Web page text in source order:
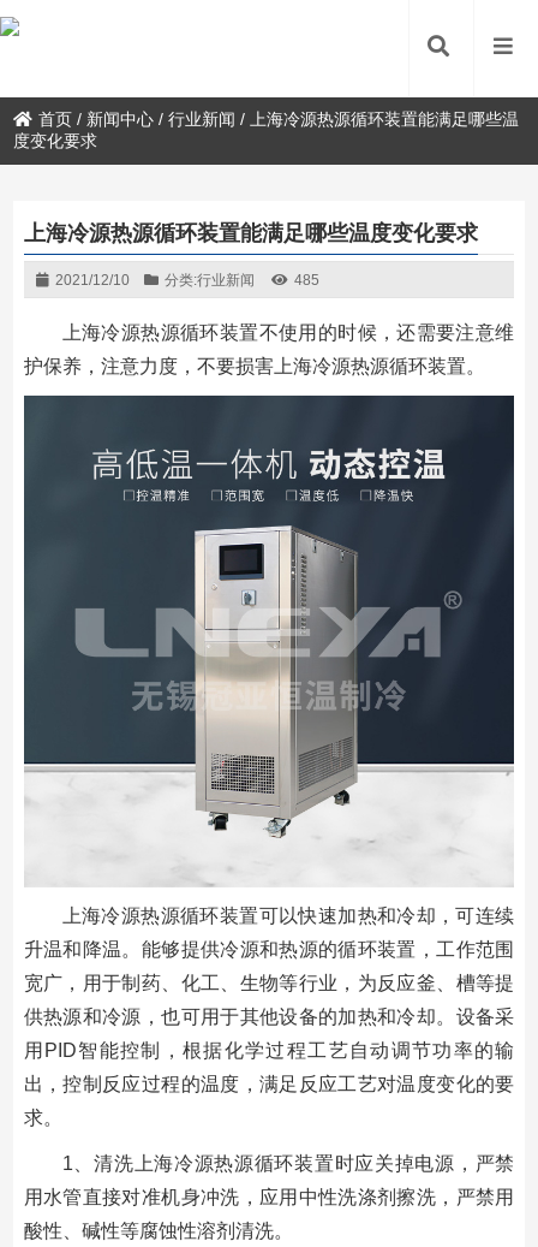
首页 / 新闻中心 /行业新闻 /
上海冷源热源循环装置能满足哪些温
度变化要求
上海冷源热源循环装置能满足哪些温度变化要求
2021/12/10 分类:行业新闻 485
上海冷源热源循环装置不使用的时候，还需要注意维
护保养，注意力度，不要损害上海冷源热源循环装置。
上海冷源热源循环装置可以快速加热和冷却，可连续
升温和降温。能够提供冷源和热源的循环装置，工作范围
宽广，用于制药、化工、生物等行业，为反应釜、槽等提
供热源和冷源，也可用于其他设备的加热和冷却。设备采
用PID智能控制，根据化学过程工艺自动调节功率的输
出，控制反应过程的温度，满足反应工艺对温度变化的要
求。
1、清洗上海冷源热源循环装置时应关掉电源，严禁
用水管直接对准机身冲洗，应用中性洗涤剂擦洗，严禁用
酸性、碱性等腐蚀性溶剂清洗。